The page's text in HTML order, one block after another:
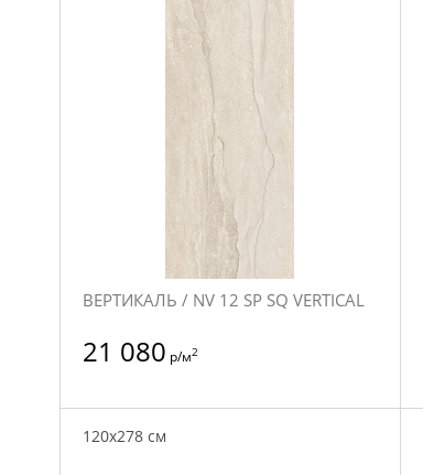
ВЕРТИКАЛЬ / NV 12 SP SQ VERTICAL
21 080 р/м2
120x278 см